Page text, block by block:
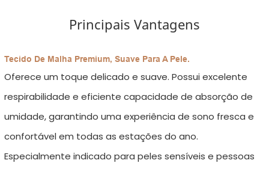
Principais Vantagens
Tecido De Malha Premium, Suave Para A Pele.
Oferece um toque delicado e suave. Possui excelente
respirabilidade e eficiente capacidade de absorção de
umidade, garantindo uma experiência de sono fresca e
confortável em todas as estações do ano.
Especialmente indicado para peles sensíveis e pessoas